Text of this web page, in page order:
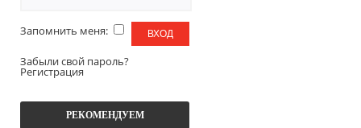
Запомнить меня:
Забыли свой пароль?
Регистрация
РЕКОМЕНДУЕМ